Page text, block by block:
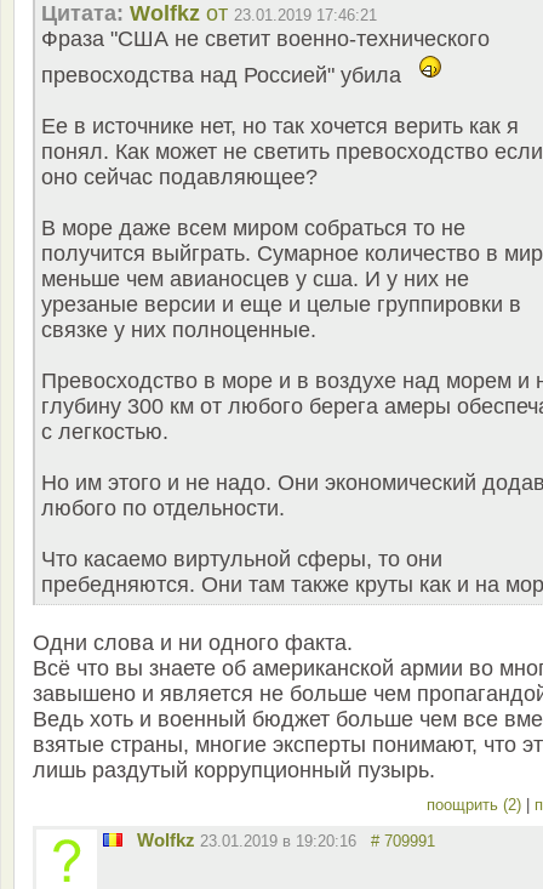
Цитата: Wolfkz от 23.01.2019 17:46:21
Фраза "США не светит военно-технического
превосходства над Россией" убила
Ее в источнике нет, но так хочется верить как я
понял. Как может не светить превосходство если
оно сейчас подавляющее?
В море даже всем миром собраться то не
получится выйграть. Сумарное количество в
меньше чем авианосцев у сша. И у них не
урезаные версии и еще и целые группировки в
связке у них полноценные.
Превосходство в море и в воздухе над морем и
глубину 300 км от любого берега амеры
с легкостью.
Но им этого и не надо. Они экономический
любого по отдельности.
Что касаемо виртульной сферы, то они
пребедняются. Они там также круты как и на
Одни слова и ни одного факта.
Всё что вы знаете об американской армии во
завышено и является не больше чем
Ведь хоть и военный бюджет больше чем все
взятые страны, многие эксперты понимают, что
лишь раздутый коррупционный пузырь.
поощрить (2)
Wolfkz 23.01.2019 в 19:20:16 # 709991